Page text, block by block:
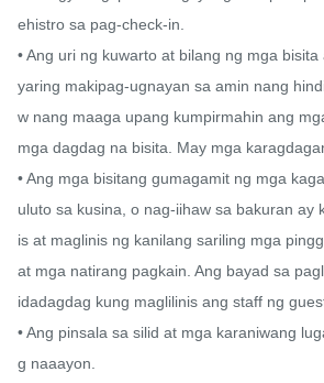
ehistro sa pag-check-in.
• Ang uri ng kuwarto at bilang ng mga
yaring makipag-ugnayan sa amin nang
w nang maaga upang kumpirmahin ang
mga dagdag na bisita. May mga
• Ang mga bisitang gumagamit ng mga
uluto sa kusina, o nag-iihaw sa bakuran ay
is at maglinis ng kanilang sariling mga
at mga natirang pagkain. Ang bayad sa
idadagdag kung maglilinis ang staff ng
• Ang pinsala sa silid at mga karaniwang
g naaayon.